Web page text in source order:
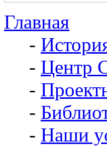
Главная
-
- Центр
-
-
- Наши